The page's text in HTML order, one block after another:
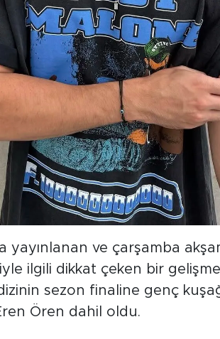
yayınlanan ve çarşamba
ilgili dikkat çeken bir gelişme
sezon finaline genç
Ören dahil oldu.